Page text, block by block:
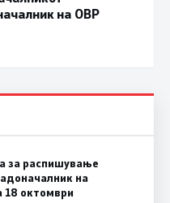
на ОВР
за распишување
на
18 октомври